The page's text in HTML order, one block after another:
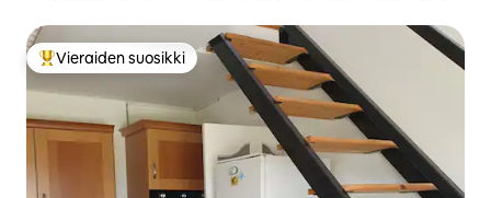
Vieraiden suosikkien parhaimmistoa
Vieraiden suosikki